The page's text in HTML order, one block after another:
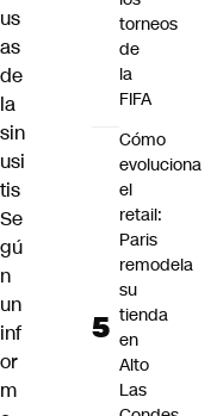
us
as
de
la
sin
usi
tis
Se
gú
n
un
inf
or
m
torneos
de
la
FIFA
Cómo
evoluciona
el
retail:
Paris
remodela
su
tienda
en
Alto
Las